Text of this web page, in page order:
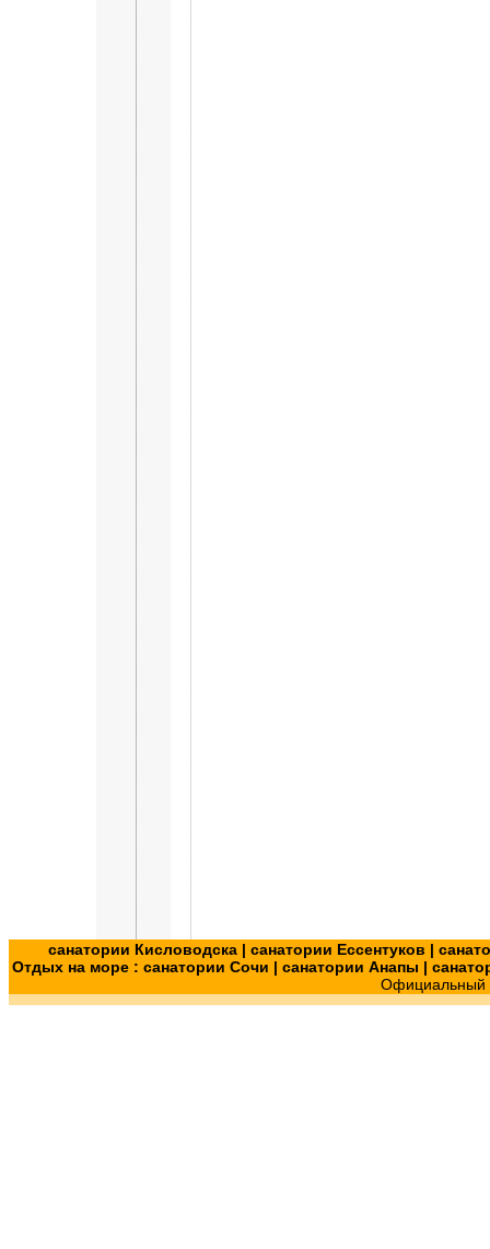
санатории Кисловодска| санатории Ессентуков |
Отдых на море : санатории Сочи | санатории Анапы |
Официальный